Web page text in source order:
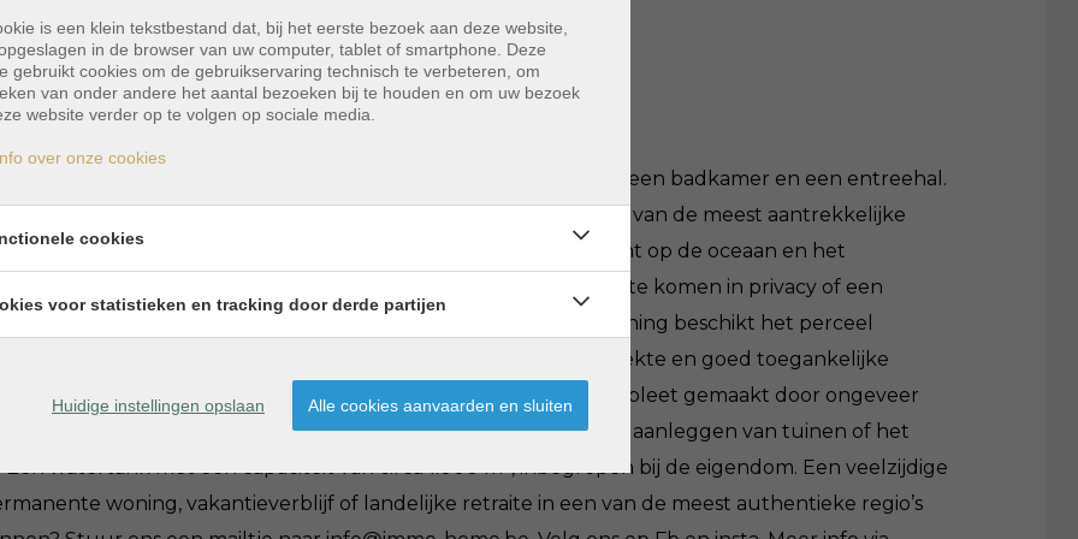
met landbouwgrond
slaapkamers, een woon- en eetkamer, een aparte keuken, een badkamer en een entreehal.
wonen in een landelijke omgeving. I.H.S.FINC003 Een van de meest aantrekkelijke
dakterras. Dit panoramische terras biedt een spectaculair uitzicht op de oceaan en het
plek om van zonsondergangen te genieten, volledig tot rust te komen in privacy of een
profiteert van het milde klimaat van Tenerife. Naast de woning beschikt het perceel
en een afgesloten garage. Daarnaast is er een overdekte en goed toegankelijke
extra comfort en functionaliteit biedt. Het geheel wordt compleet gemaakt door ongeveer
biedt uitstekende mogelijkheden voor agrarisch gebruik, het aanleggen van tuinen of het
watertank met een capaciteit van circa 1.000 m³, inbegrepen bij de eigendom. Een veelzijdige
woning, vakantieverblijf of landelijke retraite in een van de meest authentieke regio’s
is een klein tekstbestand dat, bij het eerste bezoek aan deze website,
in de browser van uw computer, tablet of smartphone. Deze
gebruikt cookies om de gebruikservaring technisch te verbeteren, om
van onder andere het aantal bezoeken bij te houden en om uw bezoek
website verder op te volgen op sociale media.
over onze cookies
cookies
voor statistieken en tracking door derde partijen
Huidige instellingen opslaan Alle cookies aanvaarden en sluiten